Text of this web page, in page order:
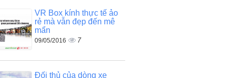
VR Box kính thực tế ảo
rẻ mà vẫn đẹp đến mê
mẩn
09/05/2016 7
Đối thủ của dòng xe